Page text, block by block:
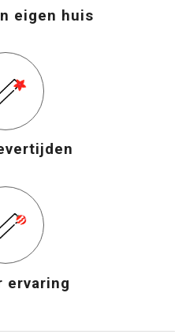
eigen huis
ervaring